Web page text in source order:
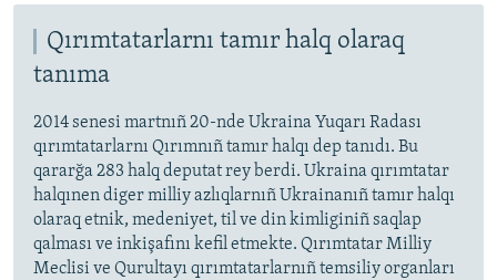
Qırımtatarlarnı tamır halq olaraq
tanıma
2014 senesi martnıñ 20-nde Ukraina Yuqarı Radası
qırımtatarlarnı Qırımnıñ tamır halqı dep tanıdı. Bu
qararğa 283 halq deputat rey berdi. Ukraina qırımtatar
halqınen diger milliy azlıqlarnıñ Ukrainanıñ tamır halqı
olaraq etnik, medeniyet, til ve din kimliginiñ saqlap
qalması ve inkişafını kefil etmekte. Qırımtatar Milliy
Meclisi ve Qurultayı qırımtatarlarnıñ temsiliy organları